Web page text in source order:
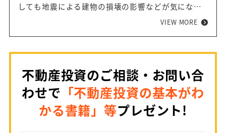
しても地震による建物の損壊の影響などが気になる
ところですよね。自然災害である自身は完全に回避
いのかという点について解説していきます。
VIEW MORE
不動産投資のご相談・お問い合
わせで 「不動産投資の基本がわ
かる書籍」等プレゼント!